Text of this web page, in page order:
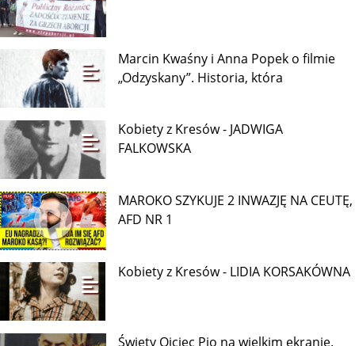
Marcin Kwaśny i Anna Popek o filmie
„Odzyskany”. Historia, która
Kobiety z Kresów - JADWIGA
FALKOWSKA
MAROKO SZYKUJE 2 INWAZJĘ NA CEUTĘ,
AFD NR 1
Kobiety z Kresów - LIDIA KORSAKÓWNA
Święty Ojciec Pio na wielkim ekranie.